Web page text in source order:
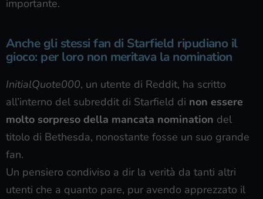
importante.
Anche gli stessi fan di Starfield ripudiano il
gioco: per loro non meritava la nomination
InitialQuote000, un utente di Reddit, ha scritto
all’interno del subreddit di Starfield di non essere
molto sorpreso della mancata nomination del
titolo di Bethesda, nonostante fosse un suo grande
fan.
Un pensiero condiviso a dir la verità da tanti altri
utenti che a quanto pare, pur avendo apprezzato il